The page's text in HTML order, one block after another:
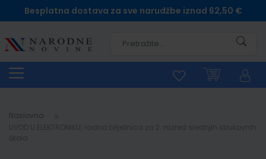
Besplatna dostava za sve narudžbe iznad 62,50 €
Naslovna